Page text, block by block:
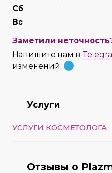
Сб
Вс
Заметили
Напишите нам в
изменений.
Услуги
УСЛУГИ КОСМЕТОЛОГА
Отзывы о